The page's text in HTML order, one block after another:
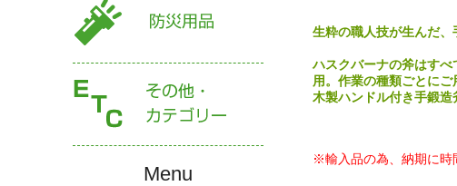
Menu
生粋の職人技が生んだ、
ハスクバーナの斧はす
用。作業の種類ごとにご
木製ハンドル付き手鍛造
※輸入品の為、納期に時